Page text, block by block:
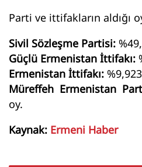
Parti ve ittifakların aldığı
Sivil Sözleşme Partisi:
Güçlü Ermenistan İttifakı:
Ermenistan İttifakı:
Müreffeh Ermenistan
oy.
Kaynak: Ermeni Haber